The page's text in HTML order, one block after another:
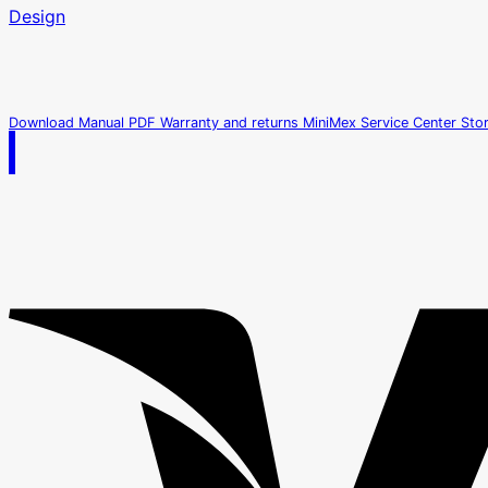
Design
Download Manual PDF Warranty and returns MiniMex Service Center